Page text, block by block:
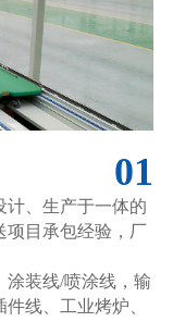
01
计、生产于一体的
项目承包经验，厂
涂装线/喷涂线，输
线、工业烤炉、